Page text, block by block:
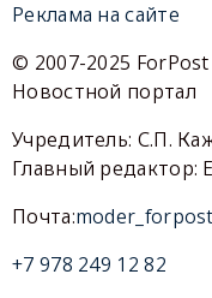
Реклама на сайте
© 2007-2025
Новостной портал
Учредитель: С.П.
Главный редактор:
Почта:
+7 978 249 12 82